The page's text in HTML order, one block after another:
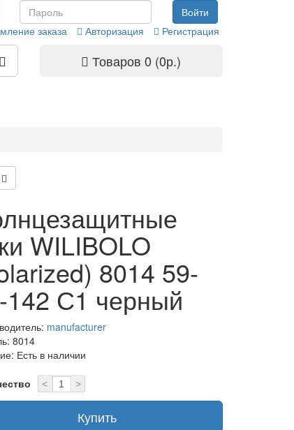
заказа Авторизация Регистрация
Товаров 0 (0р.)
WILIBOLO
8014 59-
142 С1 черный
manufacturer
8014
Есть в наличии
< >
Купить